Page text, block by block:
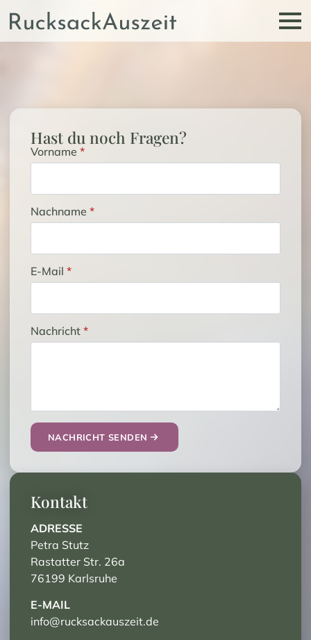
Hast du noch Fragen?
Vorname *
Nachname *
E-Mail *
Nachricht *
NACHRICHT SENDEN
Kontakt
ADRESSE
Petra Stutz
Rastatter Str. 26a
76199 Karlsruhe
E-MAIL
info@rucksackauszeit.de